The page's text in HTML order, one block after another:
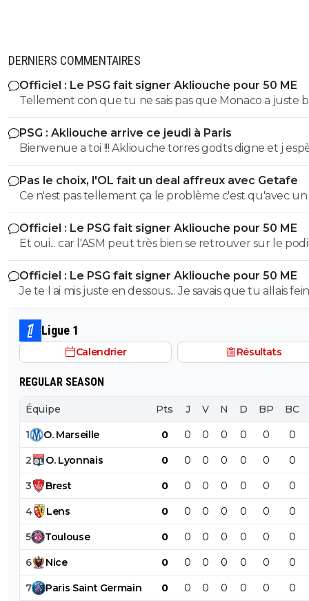
DERNIERS COMMENTAIRES
Officiel : Le PSG fait signer Akliouche pour 50 ME
Tellement con que tu ne sais pas que Monaco a juste
d'argent
PSG : Akliouche arrive ce jeudi à Paris
Bienvenue a toi !!! Akliouche torres godts digne et j
doué ou autre on sera plus fort que l annee passée
Pas le choix, l'OL fait un deal affreux avec Getafe
Ce n'est pas tellement ça le problème c'est qu'avec
salaire personne ne va prendre le risque de signer le
Pour espérer son transfert et encore une misère la
solution est qu'il parte en prêt et fasse une saison
qui est impossible à l'OL de plus les 1,5 millions
libère mnt de la masse salariale permettant à l'OL de
recruter
Officiel : Le PSG fait signer Akliouche pour 50 ME
Et oui... car l'ASM peut très bien se retrouver sur le podium
d'une saison à l'autre... et pourquoi pas le titre. Le PSG le sait...
comme tout le monde d'ailleurs. ^^
Officiel : Le PSG fait signer Akliouche pour 50 ME
Je te l ai mis juste en dessous... Je savais que tu allais
Ligue 1
Calendrier Résultats
REGULAR SEASON
Équipe Pts J V N D BP BC
1 O. Marseille 0 0 0 0 0 0 0
2 O. Lyonnais 0 0 0 0 0 0 0
3 Brest 0 0 0 0 0 0 0
4 Lens 0 0 0 0 0 0 0
5 Toulouse 0 0 0 0 0 0 0
6 Nice 0 0 0 0 0 0 0
7 Paris Saint Germain 0 0 0 0 0 0 0